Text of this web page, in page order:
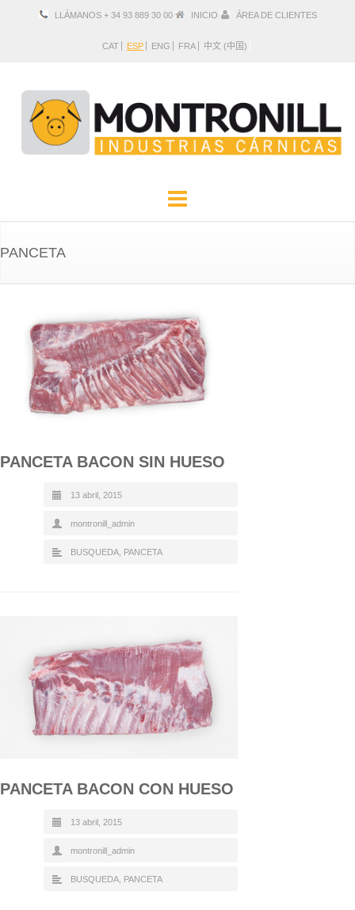
LLÁMANOS + 34 93 889 30 00 INICIO ÁREA DE CLIENTES
CAT ESP ENG FRA 中文 (中国)
EMPRESA
PRODUCTOS
PANCETA
PANCETA BACON SIN HUESO
13 abril, 2015
montronill_admin
BUSQUEDA PANCETA
PANCETA BACON CON HUESO
13 abril, 2015
montronill_admin
BUSQUEDA PANCETA